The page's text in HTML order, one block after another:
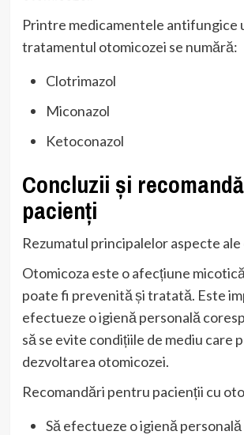
Printre medicamentele antifungice
tratamentul otomicozei se numără:
Clotrimazol
Miconazol
Ketoconazol
Concluzii și
pacienți
Rezumatul principalelor aspecte
Otomicoza este o afecțiune
poate fi prevenită și tratată. Este
efectueze o igienă personală
să se evite condițiile de mediu care
dezvoltarea otomicozei.
Recomandări pentru pacienții cu
Să efectueze o igienă personală